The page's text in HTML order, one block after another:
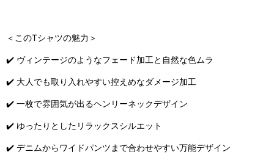
＜このTシャツの魅力＞
✔️ ヴィンテージのようなフェード加工と自然な色ムラ
✔️ 大人でも取り入れやすい控えめなダメージ加工
✔️ 一枚で雰囲気が出るヘンリーネックデザイン
✔️ ゆったりとしたリラックスシルエット
✔️ デニムからワイドパンツまで合わせやすい万能デザイン